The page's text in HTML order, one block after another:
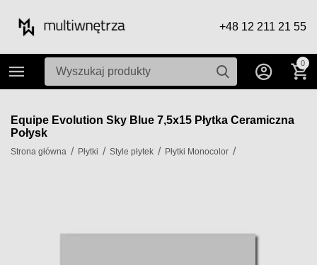
+48 12 211 21 55
0
Equipe Evolution Sky Blue 7,5x15 Płytka Ceramiczna
Połysk
Strona główna / Płytki / Style płytek / Płytki Monocolor /